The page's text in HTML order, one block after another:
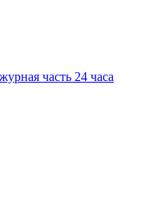
часть 24 часа